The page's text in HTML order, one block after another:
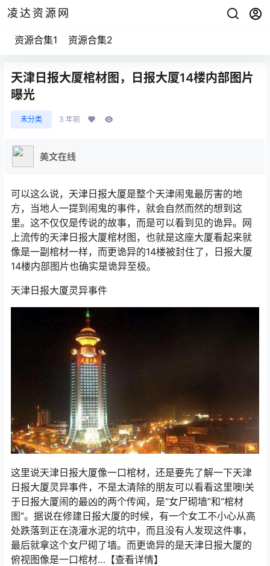
凌达资源网
资源合集1 资源合集2
天津日报大厦棺材图，日报大厦14楼内部图片
曝光
未分类 3 年前
美文在线
可以这么说，天津日报大厦是整个天津闹鬼最厉害的地
方，当地人一提到闹鬼的事件，就会自然而然的想到这
里。这不仅仅是传说的故事，而是可以看到见的诡异。网
上流传的天津日报大厦棺材图，也就是这座大厦看起来就
像是一副棺材一样，而更诡异的14楼被封住了，日报大厦
14楼内部图片也确实是诡异至极。
天津日报大厦灵异事件
这里说天津日报大厦像一口棺材，还是要先了解一下天津
日报大厦灵异事件，不是太清除的朋友可以看看这里噢!关
于日报大厦闹的最凶的两个传闻，是“女尸砌墙”和“棺材
图”。据说在修建日报大厦的时候，有一个女工不小心从高
处跌落到正在浇灌水泥的坑中，而且没有人发现这件事，
最后就拿这个女尸砌了墙。而更诡异的是天津日报大厦的
俯视图像是一口棺材…【查看详情】